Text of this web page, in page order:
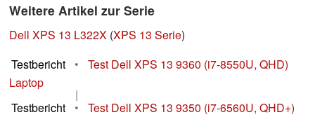
Weitere Artikel zur Serie
Dell XPS 13 L322X (XPS 13 Serie)
Testbericht
•
Test Dell XPS 13 9360 (i7-8550U, QHD)
Laptop
|
Testbericht
•
Test Dell XPS 13 9350 (i7-6560U, QHD+)